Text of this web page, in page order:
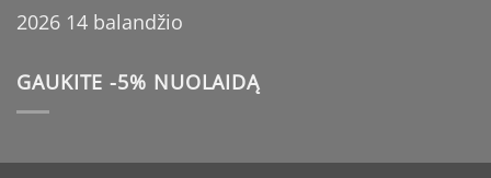
2026 14 balandžio
GAUKITE -5% NUOLAIDĄ